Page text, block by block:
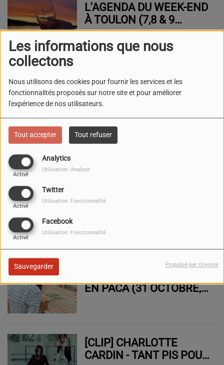
Les informations que nous
collectons
Nous utilisons des cookies pour fournir les services et les
fonctionnalités proposés sur notre site et pour améliorer
l'expérience de nos utilisateurs.
Tout accepter Tout refuser
Analytics
Activé
Utilisation: Analyse
Twitter
Activé
Utilisation: Fonctionnalité
Facebook
Activé
Utilisation: Fonctionnalité
Sauvegarder Propulsé par Orejime
L'AGENDA DU WEEK-END
À TOULON (7,8 & 9
NOVEMBRE 2025)
MISTRAL FM (PACA)
LA MINUTE SPORT
RESPONSABLE »
EN PACA (31 OCTOBRE,
[CLIP] CHARLOTTE
CARDIN - TANT PIS POUR